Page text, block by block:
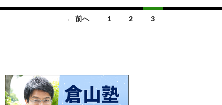
b es
y
n
ナ
ゲ
← 前へ 1 2 3